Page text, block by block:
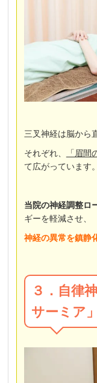
三叉神経は脳から
それぞれ、
「眉間
て広がっています。
当院の神経調整ロ
ギーを軽減させ、
神経の異常を鎮静
３．自律
サーミア」